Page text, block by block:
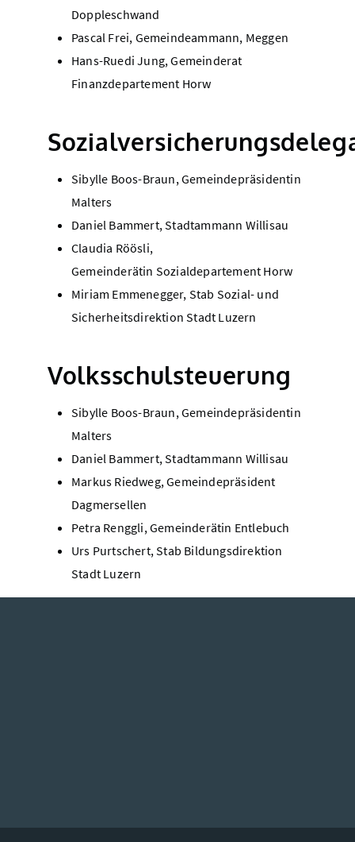
Doppleschwand
Pascal Frei, Gemeindeammann, Meggen
Hans-Ruedi Jung, Gemeinderat
Finanzdepartement Horw
Sibylle Boos-Braun, Gemeindepräsidentin
Malters
Daniel Bammert, Stadtammann Willisau
Claudia Röösli,
Gemeinderätin Sozialdepartement Horw
Miriam Emmenegger, Stab Sozial- und
Sicherheitsdirektion Stadt Luzern
Volksschulsteuerung
Sibylle Boos-Braun, Gemeindepräsidentin
Malters
Daniel Bammert, Stadtammann Willisau
Markus Riedweg, Gemeindepräsident
Dagmersellen
Petra Renggli, Gemeinderätin Entlebuch
Urs Purtschert, Stab Bildungsdirektion
Stadt Luzern